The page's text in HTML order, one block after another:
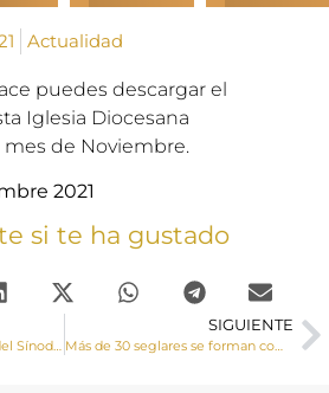
Actualidad
puedes descargar el
Iglesia Diocesana
de Noviembre.
2021
si te ha gustado
Recursos fase diocesana del Sínodo de los Obispos 2021-2023
SIGUIENTE
Más de 30 seglares se forman como lectores de la Palabra de Dios en El Provencio